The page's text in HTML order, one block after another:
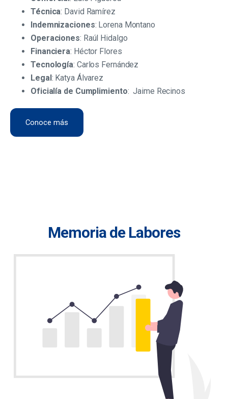
Técnica: David Ramírez
Indemnizaciones: Lorena Montano
Operaciones: Raúl Hidalgo
Financiera: Héctor Flores
Tecnología: Carlos Fernández
Legal: Katya Álvarez
Oficialía de Cumplimiento: Jaime Recinos
Conoce más
Memoria de Labores